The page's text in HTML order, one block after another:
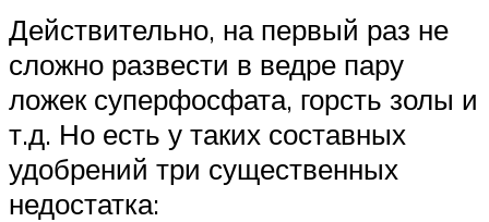
Действительно, на первый раз не
сложно развести в ведре пару
ложек суперфосфата, горсть золы и
т.д. Но есть у таких составных
удобрений три существенных
недостатка: